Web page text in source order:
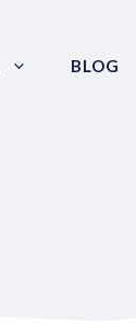
BLOG